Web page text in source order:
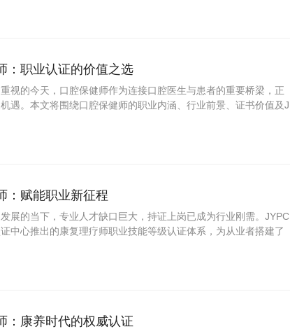
：职业认证的价值之选
视的今天，口腔保健师作为连接口腔医生与患者的重要桥梁，正
遇。本文将围绕口腔保健师的职业内涵、行业前景、证书价值及J
：赋能职业新征程
展的当下，专业人才缺口巨大，持证上岗已成为行业刚需。JYPC
中心推出的康复理疗师职业技能等级认证体系，为从业者搭建了
：康养时代的权威认证